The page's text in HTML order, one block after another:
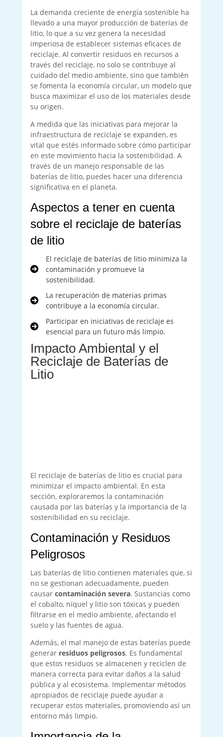
La demanda creciente de energía sostenible ha
llevado a una mayor producción de baterías de
litio, lo que a su vez genera la necesidad
imperiosa de establecer sistemas eficaces de
reciclaje. Al convertir residuos en recursos a
través del reciclaje, no solo se contribuye al
cuidado del medio ambiente, sino que también
se fomenta la economía circular, un modelo que
busca maximizar el uso de los materiales desde
su origen.
A medida que las iniciativas para mejorar la
infraestructura de reciclaje se expanden, es
vital que estés informado sobre cómo participar
en este movimiento hacia la sostenibilidad. A
través de un manejo responsable de las
baterías de litio, puedes hacer una diferencia
significativa en el planeta.
Aspectos a tener en cuenta
sobre el reciclaje de baterías
de litio
El reciclaje de baterías de litio minimiza la
contaminación y promueve la
sostenibilidad.
La recuperación de materias primas
contribuye a la economía circular.
Participar en iniciativas de reciclaje es
esencial para un futuro más limpio.
Impacto Ambiental y el
Reciclaje de Baterías de
Litio
El reciclaje de baterías de litio es crucial para
minimizar el impacto ambiental. En esta
sección, exploraremos la contaminación
causada por las baterías y la importancia de la
sostenibilidad en su reciclaje.
Contaminación y Residuos
Peligrosos
Las baterías de litio contienen materiales que, si
no se gestionan adecuadamente, pueden
causar contaminación severa. Sustancias como
el cobalto, níquel y litio son tóxicas y pueden
filtrarse en el medio ambiente, afectando el
suelo y las fuentes de agua.
Además, el mal manejo de estas baterías puede
generar residuos peligrosos. Es fundamental
que estos residuos se almacenen y reciclen de
manera correcta para evitar daños a la salud
pública y al ecosistema. Implementar métodos
apropiados de reciclaje puede ayudar a
recuperar estos materiales, promoviendo así un
entorno más limpio.